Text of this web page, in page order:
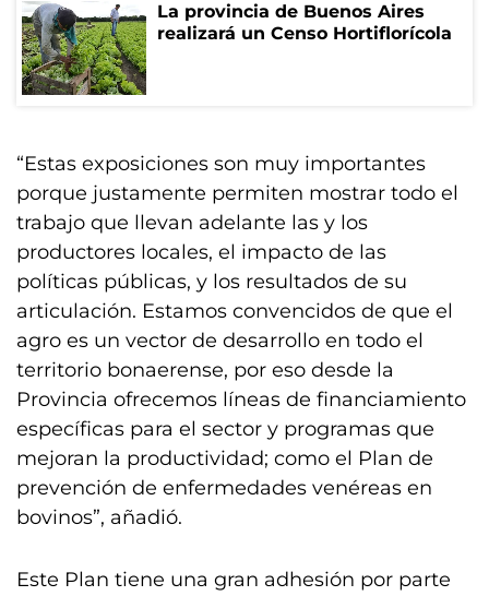
La provincia de Buenos Aires
realizará un Censo Hortiflorícola
“Estas exposiciones son muy importantes
porque justamente permiten mostrar todo el
trabajo que llevan adelante las y los
productores locales, el impacto de las
políticas públicas, y los resultados de su
articulación. Estamos convencidos de que el
agro es un vector de desarrollo en todo el
territorio bonaerense, por eso desde la
Provincia ofrecemos líneas de financiamiento
específicas para el sector y programas que
mejoran la productividad; como el Plan de
prevención de enfermedades venéreas en
bovinos”, añadió.
Este Plan tiene una gran adhesión por parte